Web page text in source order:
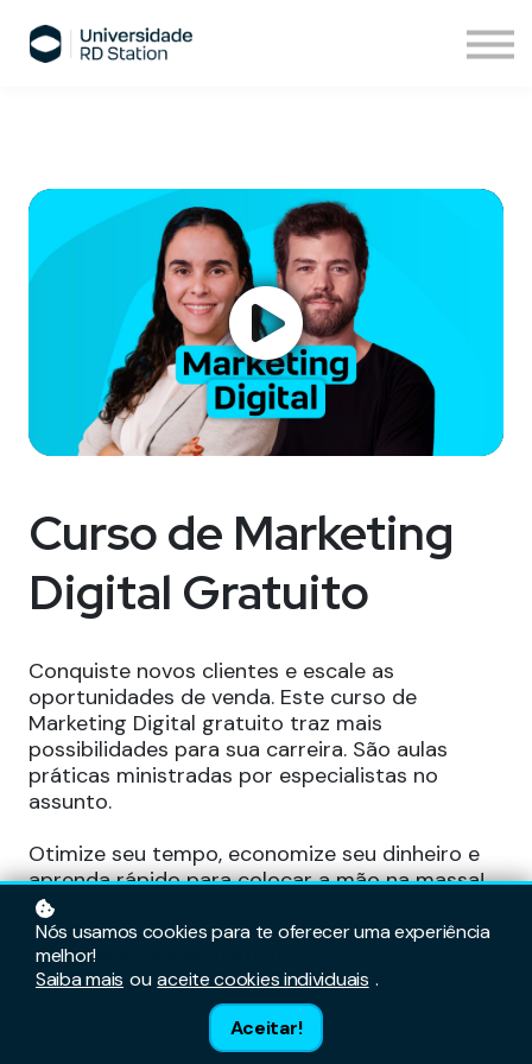
Assinatura de cursos
Curso de Marketing
Digital Gratuito
Conquiste novos clientes e escale as
oportunidades de venda. Este curso de
Marketing Digital gratuito traz mais
possibilidades para sua carreira. São aulas
práticas ministradas por especialistas no
assunto.
Otimize seu tempo, economize seu dinheiro e
aprenda rápido para colocar a mão na massa!
Inscreva-se gratuitamente
Nós usamos cookies para te oferecer uma experiência
melhor!
Saiba mais ou aceite cookies individuais .
Aceitar!